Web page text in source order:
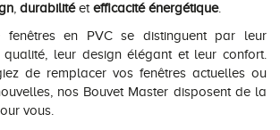
durabilitéet efficacité énergétique.
fenêtres en PVC se distinguent par leur
qualité, leur design élégant et leur confort.
de remplacer vos fenêtres actuelles ou
nos Bouvet Master disposent de la
vous.